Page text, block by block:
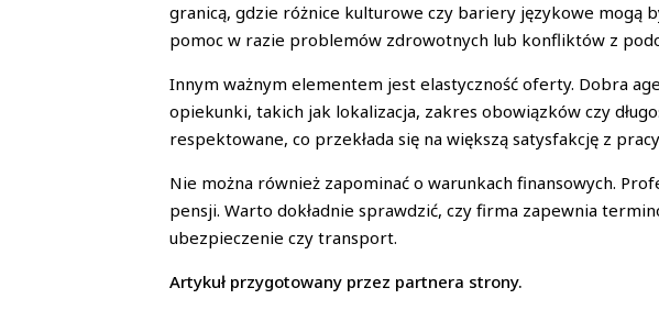
granicą, gdzie różnice kulturowe czy bariery językowe mogą
pomoc w razie problemów zdrowotnych lub konfliktów z
Innym ważnym elementem jest elastyczność oferty. Dobra
opiekunki, takich jak lokalizacja, zakres obowiązków czy
respektowane, co przekłada się na większą satysfakcję z
Nie można również zapominać o warunkach finansowych.
pensji. Warto dokładnie sprawdzić, czy firma zapewnia
ubezpieczenie czy transport.
Artykuł przygotowany przez partnera strony.